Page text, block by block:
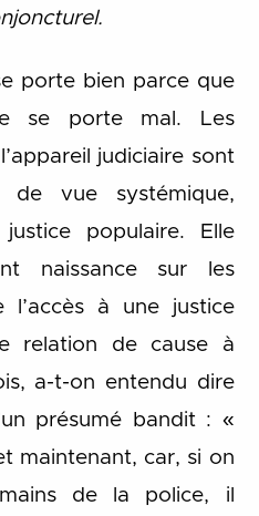
porte bien parce que
se porte mal. Les
judiciaire sont
vue systémique,
populaire. Elle
naissance sur les
l’accès à une justice
relation de cause à
a-t-on entendu dire
présumé bandit : «
maintenant, car, si on
de la police, il